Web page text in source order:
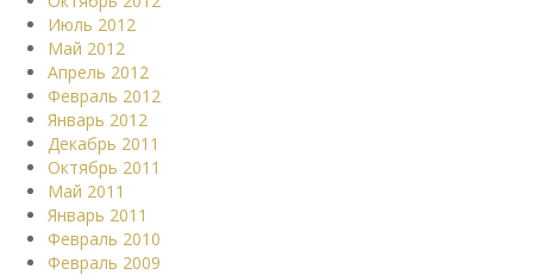
Июль 2012
Май 2012
Апрель 2012
Февраль 2012
Январь 2012
Декабрь 2011
Октябрь 2011
Май 2011
Январь 2011
Февраль 2010
Февраль 2009